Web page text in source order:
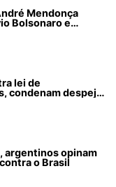
Mendonça
Bolsonaro e
lei de
condenam despejos
argentinos opinam
o Brasil